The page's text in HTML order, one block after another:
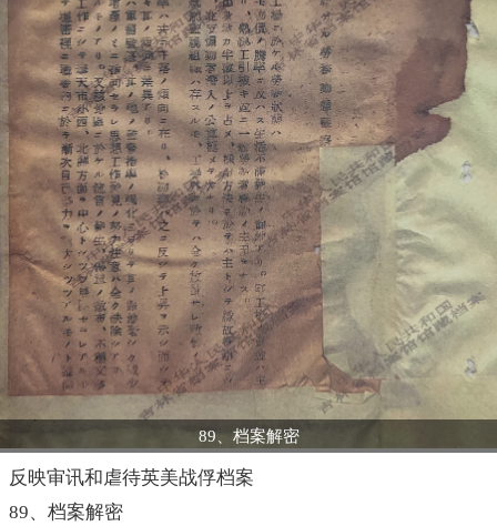
89、档案解密
反映审讯和虐待英美战俘档案
89、档案解密